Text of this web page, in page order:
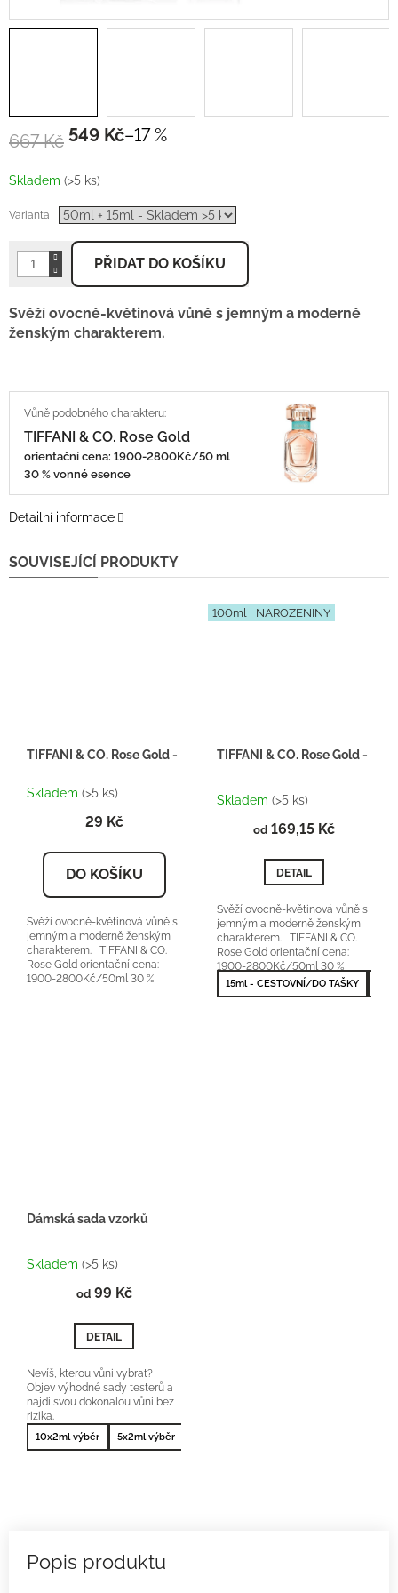
667 Kč –17 %
549 KčMěrná
Skladem (>5 ks)
Varianta
PŘIDAT DO KOŠÍKU
Svěží ovocně-květinová vůně s jemným a moderně
ženským charakterem.
TIFFANI & CO. Rose Gold
orientační cena: 1900-2800Kč/50 ml
30 % vonné esence
Detailní informace
SOUVISEJÍCÍ PRODUKTY
TIFFANI & CO. Rose Gold - Inspirace F085 - tester 2ml
Skladem (>5 ks)
29 Kč
DO KOŠÍKU
Svěží ovocně-květinová vůně s
jemným a moderně ženským
charakterem. TIFFANI & CO.
Rose Gold orientační cena:
1900-2800Kč/50ml 30 %
100ml NAROZENINY
TIFFANI & CO. Rose Gold -
hodnocení
je
z
5
Skladem (>5 ks)
od 169,15 Kč
DETAIL
Svěží ovocně-květinová vůně s
jemným a moderně ženským
charakterem. TIFFANI & CO.
Rose Gold orientační cena:
1900-2800Kč/50ml 30 %
vonné esence
15ml - CESTOVNÍ/DO TAŠKY
Dámská sada vzorků
hodnocení
je
z
5
Skladem (>5 ks)
od99 Kč
DETAIL
Nevíš, kterou vůni vybrat?
Objev výhodné sady testerů a
najdi svou dokonalou vůni bez
rizika.
10x2ml výběr 5x2ml výběr